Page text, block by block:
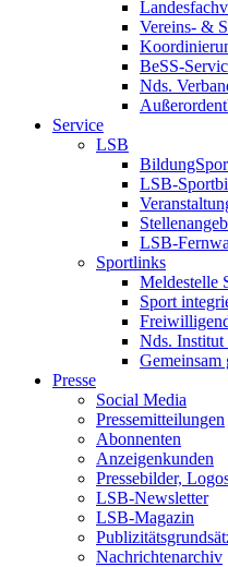
Vereins- &
BeSS-
Nds.
Service
LSB
LSB-
LSB-
Sportlinks
Meldestelle
Sport
Nds. Institut
Gemeinsam
Presse
Social Media
Pressemitteilungen
Abonnenten
Anzeigenkunden
Pressebilder,
LSB-Newsletter
LSB-Magazin
Nachrichtenarchiv